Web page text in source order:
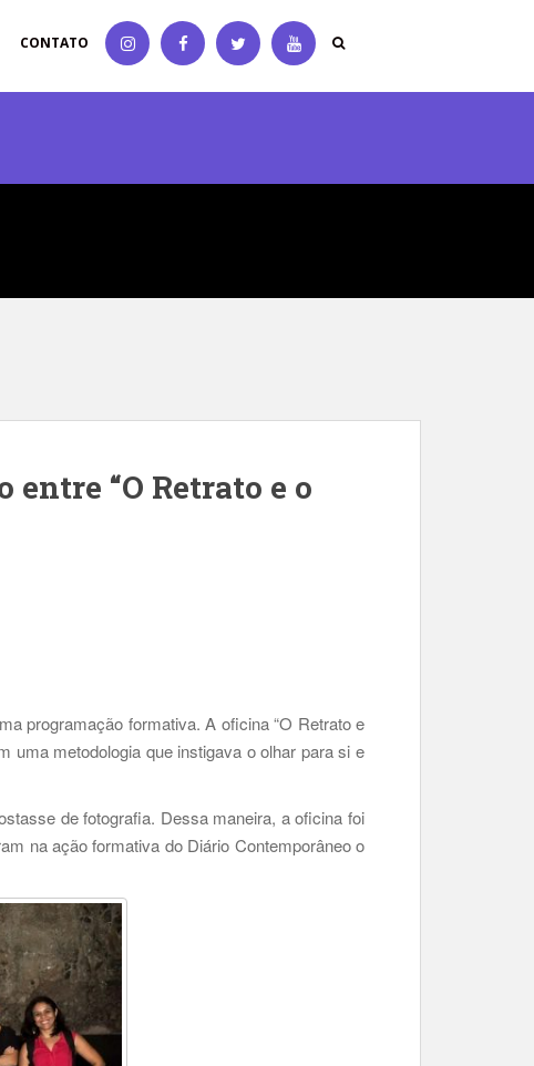
CONTATO
“O Retrato e o
programação formativa. A oficina “O Retrato e
uma metodologia que instigava o olhar para si e
de fotografia. Dessa maneira, a oficina foi
na ação formativa do Diário Contemporâneo o